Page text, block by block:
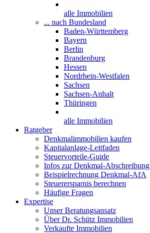
alle Immobilien
... nach Bundesland
Baden-Württemberg
Bayern
Berlin
Brandenburg
Hessen
Nordrhein-Westfalen
Sachsen
Sachsen-Anhalt
Thüringen
alle Immobilien
Ratgeber
Denkmalimmobilien kaufen
Kapitalanlage-Leitfaden
Steuervorteile-Guide
Infos zur Denkmal-Abschreibung
Beispielrechnung Denkmal-AfA
Steuerersparnis berechnen
Häufige Fragen
Expertise
Unser Beratungsansatz
Über Dr. Schütz Immobilien
Verkaufte Immobilien